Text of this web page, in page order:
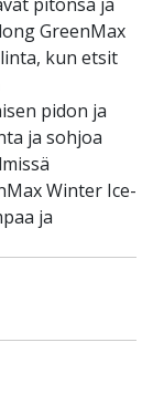
GreenMax
kun etsit
pidon ja
ja sohjoa
Winter Ice-
ja